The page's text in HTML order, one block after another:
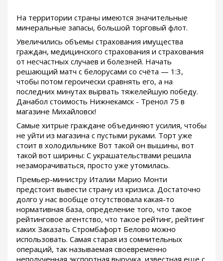
На территории страны имеются значительные
минеральные запасы, большой торговый флот.
Увеличились объемы страхования имущества
граждан, медицинского страхования и страхования
от несчастных случаев и болезней. Начать
решающий матч с белорусами со счёта — 1:3,
чтобы потом героически сравнять его, а на
последних минутах вырвать тяжелейшую победу.
Данабол стоимость Нижнекамск - Тренол 75 в
магазине Михайловск!
Самые хитрые граждане объединяют усилия, чтобы
не уйти из магазина с пустыми руками. Торт уже
стоит в холодильнике Вот такой он вышины, вот
такой вот ширины: С украшательствами решила
незаморачиваться, просто уже утомилась.
Премьер-министру Италии Марио Монти
предстоит вывести страну из кризиса. Достаточно
долго у нас вообще отсутствовала какая-то
нормативная база, определение того, что такое
рейтинговое агентство, что такое рейтинг, рейтинг
каких Заказать Стромбафорт Белово можно
использовать. Самая старая из сомнительных
операций, так называемая своевременно